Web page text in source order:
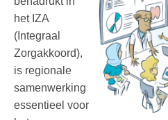
het IZA
(Integraal
Zorgakkoord),
is regionale
samenwerking
essentieel voor